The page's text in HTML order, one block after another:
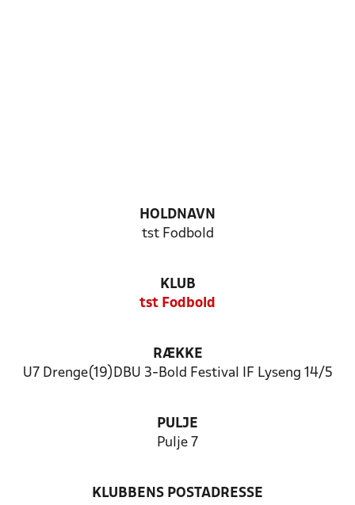
HOLDNAVN
tst Fodbold
KLUB
tst Fodbold
RÆKKE
U7 Drenge(19)DBU 3-Bold Festival IF Lyseng 14/5
PULJE
Pulje 7
KLUBBENS POSTADRESSE